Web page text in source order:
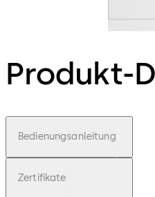
Produkt-
Bedienungsanleitung
Zertifikate